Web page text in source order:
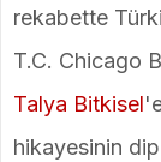
rekabette
T.C. Chicago
Talya Bitkisel
hikayesinin